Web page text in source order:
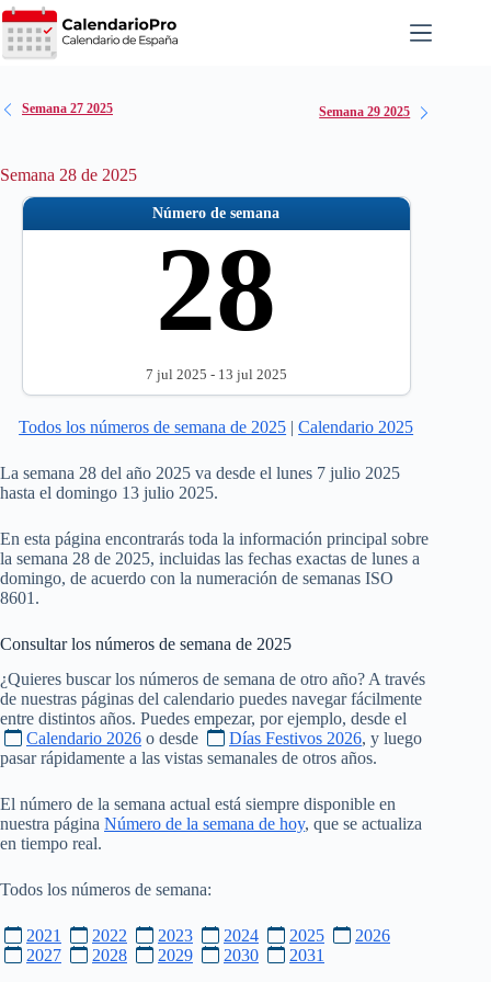
Saltar
al
contenido
Semana 27 2025 Semana 29 2025
Semana 28 de 2025
Número de semana
28
7 jul 2025 - 13 jul 2025
Todos los números de semana de 2025 |Calendario 2025
La semana 28 del año 2025 va desde el lunes 7 julio 2025
hasta el domingo 13 julio 2025.
En esta página encontrarás toda la información principal sobre
la semana 28 de 2025, incluidas las fechas exactas de lunes a
domingo, de acuerdo con la numeración de semanas ISO
8601.
Consultar los números de semana de 2025
¿Quieres buscar los números de semana de otro año? A través
de nuestras páginas del calendario puedes navegar fácilmente
entre distintos años. Puedes empezar, por ejemplo, desde el
Calendario 2026 o desde Días Festivos 2026, y luego
pasar rápidamente a las vistas semanales de otros años.
El número de la semana actual está siempre disponible en
nuestra página Número de la semana de hoy, que se actualiza
en tiempo real.
Todos los números de semana:
2021 2022 2023 2024 2025
2026
2027
2028 2029 2030 2031